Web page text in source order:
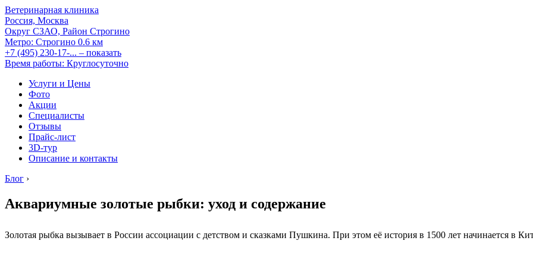
Ветеринарная клиника
Россия, Москва
Округ СЗАО, Район Строгино
Метро: Строгино 0.6 км
+7 (495) 230-17-... – показать
Время работы: Круглосуточно
Услуги и Цены
Фото
Акции
Специалисты
Отзывы
Прайс-лист
3D-тур
Описание и контакты
Блог ›
Аквариумные золотые рыбки: уход и содержание
Золотая рыбка вызывает в России ассоциации с детством и сказками Пушкина. При этом её история в 1500 лет начинается в